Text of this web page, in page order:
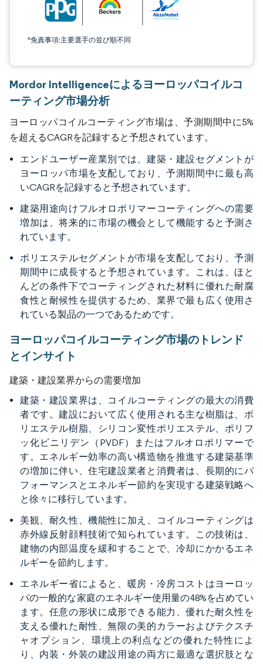
*免責事項:主要選手の並び順不同
Mordor Intelligenceによるヨーロッパコイルコ
ーティング市場分析
ヨーロッパコイルコーティング市場は、予測期間中に5%
を超えるCAGRを記録すると予想されています。
エンドユーザー産業別では、建築・建設セグメントが
ヨーロッパ市場を支配しており、予測期間中に最も高
いCAGRを記録すると予想されています。
建築用途向けフルオロポリマーコーティングへの需要
増加は、将来的に市場の機会として機能すると予測さ
れています。
ポリエステルセグメントが市場を支配しており、予測
期間中に成長すると予想されています。これは、ほと
んどの条件下でコーティングされた材料に優れた耐腐
食性と耐候性を提供するため、業界で最も広く使用さ
れている製品の一つであるためです。
ヨーロッパコイルコーティング市場のトレンド
とインサイト
建築・建設業界からの需要増加
建築・建設業界は、コイルコーティングの最大の消費
者です。建設において広く使用される主な樹脂は、ポ
リエステル樹脂、シリコン変性ポリエステル、ポリフ
ッ化ビニリデン（PVDF）またはフルオロポリマーで
す。エネルギー効率の高い構造物を推進する建築基準
の増加に伴い、住宅建設業者と消費者は、長期的にパ
フォーマンスとエネルギー節約を実現する建築戦略へ
と徐々に移行しています。
美観、耐久性、機能性に加え、コイルコーティングは
赤外線反射顔料技術で知られています。この技術は、
建物の内部温度を緩和することで、冷却にかかるエネ
ルギーを節約します。
エネルギー省によると、暖房・冷房コストはヨーロッ
パの一般的な家庭のエネルギー使用量の48%を占めてい
ます。任意の形状に成形できる能力、優れた耐久性を
支える優れた耐性、無限の美的カラーおよびテクスチ
ャオプション、環境上の利点などの優れた特性によ
り、内装・外装の建設用途の両方に最適な選択肢とな